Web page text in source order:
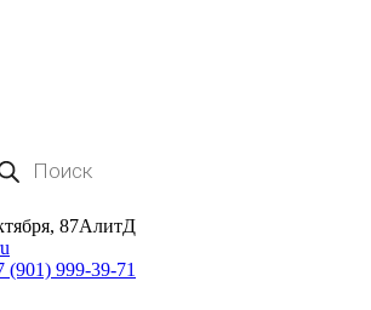
87АлитД
(901) 999-39-71